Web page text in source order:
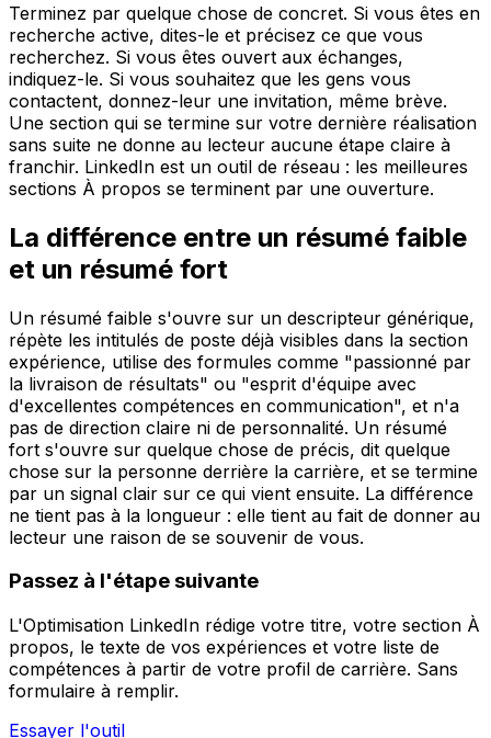
Terminez par quelque chose de concret. Si vous êtes en
recherche active, dites-le et précisez ce que vous
recherchez. Si vous êtes ouvert aux échanges,
indiquez-le. Si vous souhaitez que les gens vous
contactent, donnez-leur une invitation, même brève.
Une section qui se termine sur votre dernière réalisation
sans suite ne donne au lecteur aucune étape claire à
franchir. LinkedIn est un outil de réseau : les meilleures
sections À propos se terminent par une ouverture.
La différence entre un résumé faible
et un résumé fort
Un résumé faible s'ouvre sur un descripteur générique,
répète les intitulés de poste déjà visibles dans la section
expérience, utilise des formules comme "passionné par
la livraison de résultats" ou "esprit d'équipe avec
d'excellentes compétences en communication", et n'a
pas de direction claire ni de personnalité. Un résumé
fort s'ouvre sur quelque chose de précis, dit quelque
chose sur la personne derrière la carrière, et se termine
par un signal clair sur ce qui vient ensuite. La différence
ne tient pas à la longueur : elle tient au fait de donner au
lecteur une raison de se souvenir de vous.
Passez à l'étape suivante
L'Optimisation LinkedIn rédige votre titre, votre section À
propos, le texte de vos expériences et votre liste de
compétences à partir de votre profil de carrière. Sans
formulaire à remplir.
Essayer l'outil